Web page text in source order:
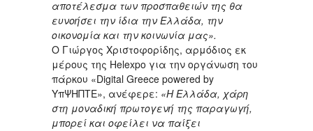
αποτέλεσμα των προσπαθειών της θα
ευνοήσει την ίδια την Ελλάδα, την
οικονομία και την κοινωνία μας».
Ο Γιώργος Χριστοφορίδης, αρμόδιος εκ
μέρους της Helexpo για την οργάνωση του
πάρκου «Digital Greece powered by
ΥπΨΗΠΤΕ», ανέφερε: «Η Ελλάδα, χάρη
στη μοναδική πρωτογενή της παραγωγή,
μπορεί και οφείλει να παίξει